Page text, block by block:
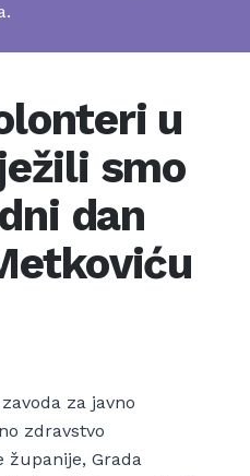
u
smo
dan
za javno
zdravstvo
županije, Grada